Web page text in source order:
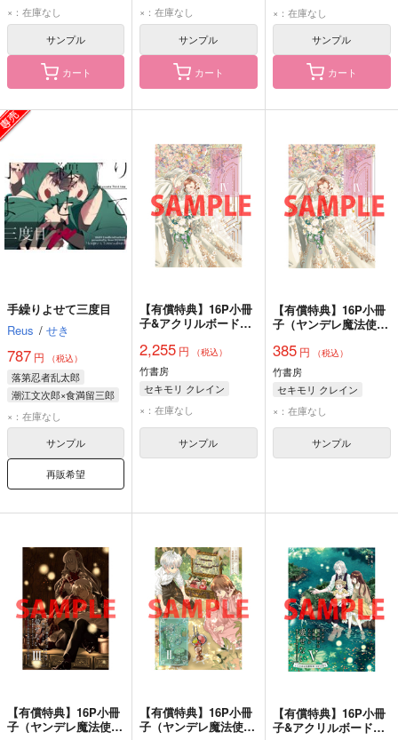
×：在庫なし
サンプル
カート
×：在庫なし
サンプル
カート
×：在庫なし
サンプル
カート
手繰りよせて三度目
Reus / せき
787 円 （税込）
落第忍者乱太郎
潮江文次郎×食満留三郎
潮江文次郎
食満留三郎
×：在庫なし
サンプル
再販希望
【有償特典】16P小冊
子&アクリルボードセ
いは石像の乙女しか愛
せない 魔女は愛弟子
の熱い口づけでとける
4）
2,255 円 （税込）
竹書房
セキモリ クレイン
×：在庫なし
サンプル
【有償特典】16P小冊
子（ヤンデレ魔法使い
ない 魔女は愛弟子の
熱い口づけでとける
4）
385円 （税込）
竹書房
セキモリ クレイン
×：在庫なし
サンプル
【有償特典】16P小冊
子（ヤンデレ魔法使い
【有償特典】16P小冊
子（ヤンデレ魔法使い
【有償特典】16P小冊
子&アクリルボードセ